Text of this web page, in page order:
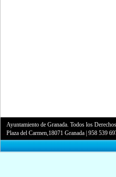
Ayuntamiento de Granada. Todos los
Plaza del Carmen,18071 Granada |958 539